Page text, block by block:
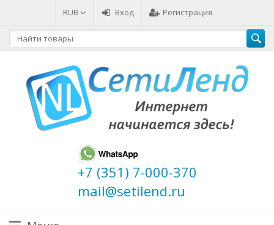
RUB Вход Регистрация
+7 (351) 7-000-370
mail@setilend.ru